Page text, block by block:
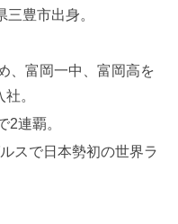
豊市出身。
、富岡一中、富岡高を
。
2連覇。
スで日本勢初の世界ラ